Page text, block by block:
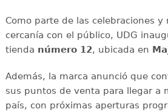
Como parte de las celebraciones y
cercanía con el público, UDG
tienda número 12, ubicada en
Además, la marca anunció que
sus puntos de venta para llegar a
país, con próximas aperturas